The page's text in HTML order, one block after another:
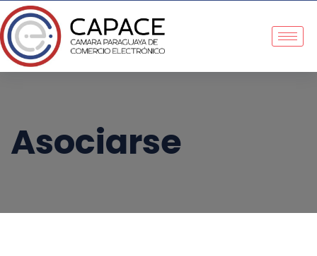
Asociarse